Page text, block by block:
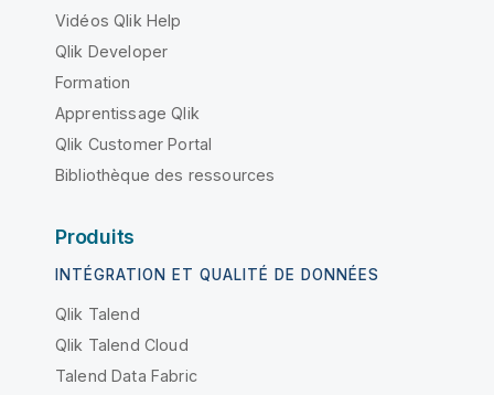
Vidéos Qlik Help
Qlik Developer
Formation
Apprentissage Qlik
Qlik Customer Portal
Bibliothèque des ressources
Produits
INTÉGRATION ET QUALITÉ DE DONNÉES
Qlik Talend
Qlik Talend Cloud
Talend Data Fabric